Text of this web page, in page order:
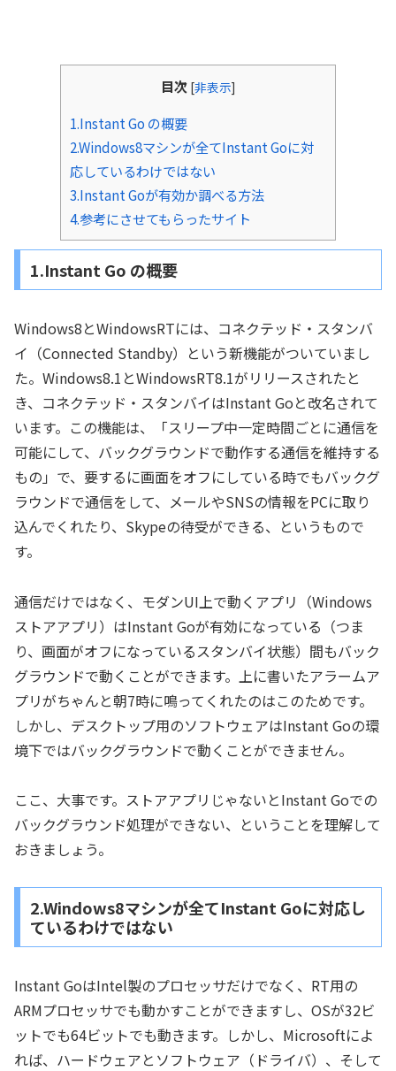
目次 [非表示]
1.Instant Go の概要
2.Windows8マシンが全てInstant Goに対
応しているわけではない
3.Instant Goが有効か調べる方法
4.参考にさせてもらったサイト
1.Instant Go の概要
Windows8とWindowsRTには、コネクテッド・スタンバ
イ（Connected Standby）という新機能がついていまし
た。Windows8.1とWindowsRT8.1がリリースされたと
き、コネクテッド・スタンバイはInstant Goと改名されて
います。この機能は、「スリープ中一定時間ごとに通信を
可能にして、バックグラウンドで動作する通信を維持する
もの」で、要するに画面をオフにしている時でもバックグ
ラウンドで通信をして、メールやSNSの情報をPCに取り
込んでくれたり、Skypeの待受ができる、というもので
す。
通信だけではなく、モダンUI上で動くアプリ（Windows
ストアアプリ）はInstant Goが有効になっている（つま
り、画面がオフになっているスタンバイ状態）間もバック
グラウンドで動くことができます。上に書いたアラームア
プリがちゃんと朝7時に鳴ってくれたのはこのためです。
しかし、デスクトップ用のソフトウェアはInstant Goの環
境下ではバックグラウンドで動くことができません。
ここ、大事です。ストアアプリじゃないとInstant Goでの
バックグラウンド処理ができない、ということを理解して
おきましょう。
2.Windows8マシンが全てInstant Goに対応し
ているわけではない
Instant GoはIntel製のプロセッサだけでなく、RT用の
ARMプロセッサでも動かすことができますし、OSが32ビ
ットでも64ビットでも動きます。しかし、Microsoftによ
れば、ハードウェアとソフトウェア（ドライバ）、そして